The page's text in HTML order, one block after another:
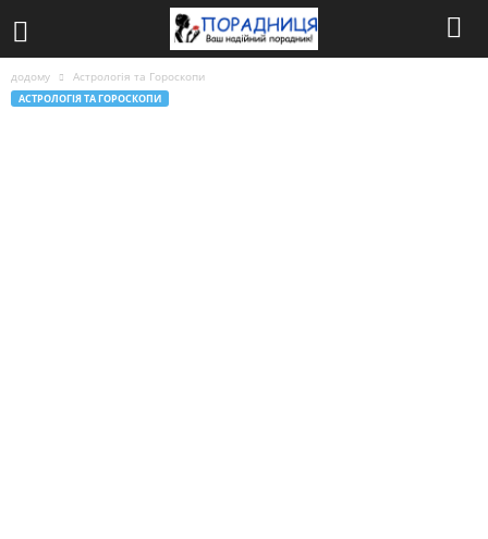
додому Астрологія та Гороскопи
АСТРОЛОГІЯ ТА ГОРОСКОПИ